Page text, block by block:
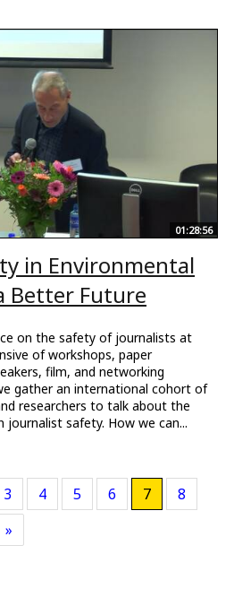
01:28:56
in Environmental
Better Future
on the safety of journalists at
of workshops, paper
film, and networking
gather an international cohort of
researchers to talk about the
safety. How we can...
3 4 5 6 7
8
»